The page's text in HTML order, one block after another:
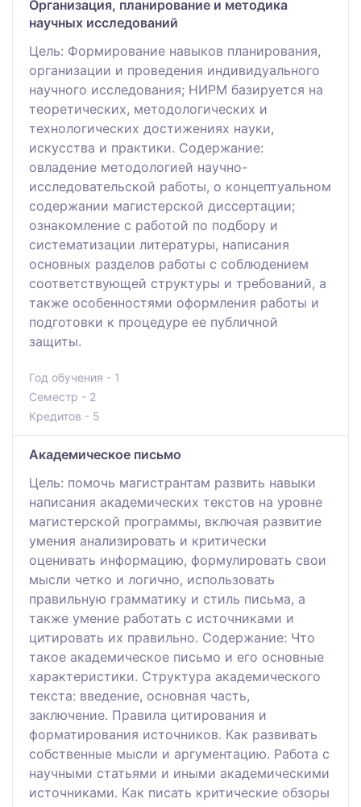
Организация, планирование и методика
научных исследований
Цель: Формирование навыков планирования,
организации и проведения индивидуального
научного исследования; НИРМ базируется на
теоретических, методологических и
технологических достижениях науки,
искусства и практики. Содержание:
овладение методологией научно-
исследовательской работы, о концептуальном
содержании магистерской диссертации;
ознакомление с работой по подбору и
систематизации литературы, написания
основных разделов работы с соблюдением
соответствующей структуры и требований, а
также особенностями оформления работы и
подготовки к процедуре ее публичной
защиты.
Год обучения - 1
Семестр - 2
Кредитов - 5
Академическое письмо
Цель: помочь магистрантам развить навыки
написания академических текстов на уровне
магистерской программы, включая развитие
умения анализировать и критически
оценивать информацию, формулировать свои
мысли четко и логично, использовать
правильную грамматику и стиль письма, а
также умение работать с источниками и
цитировать их правильно. Содержание: Что
такое академическое письмо и его основные
характеристики. Структура академического
текста: введение, основная часть,
заключение. Правила цитирования и
форматирования источников. Как развивать
собственные мысли и аргументацию. Работа с
научными статьями и иными академическими
источниками. Как писать критические обзоры